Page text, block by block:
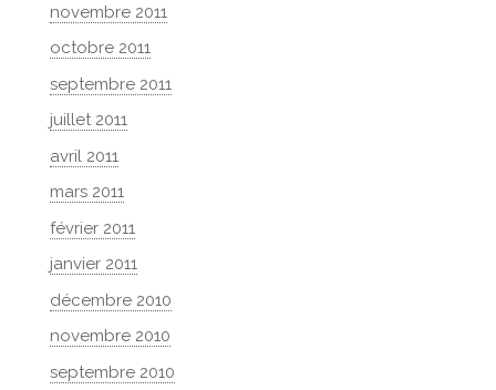
novembre 2011
octobre 2011
septembre 2011
juillet 2011
avril 2011
mars 2011
février 2011
janvier 2011
décembre 2010
novembre 2010
septembre 2010